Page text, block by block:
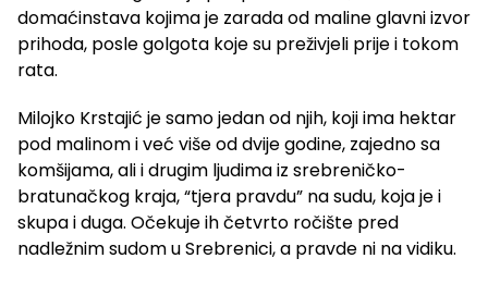
domaćinstava kojima je zarada od maline glavni izvor
prihoda, posle golgota koje su preživjeli prije i tokom
rata.
Milojko Krstajić je samo jedan od njih, koji ima hektar
pod malinom i već više od dvije godine, zajedno sa
komšijama, ali i drugim ljudima iz srebreničko-
bratunačkog kraja, “tjera pravdu” na sudu, koja je i
skupa i duga. Očekuje ih četvrto ročište pred
nadležnim sudom u Srebrenici, a pravde ni na vidiku.